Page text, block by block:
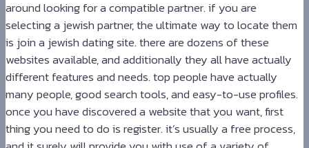
around looking for a compatible partner. if you are
selecting a jewish partner, the ultimate way to locate them
is join a jewish dating site. there are dozens of these
websites available, and additionally they all have actually
different features and needs. top people have actually
many people, good search tools, and easy-to-use profiles.
once you have discovered a website that you want, first
thing you need to do is register. it’s usually a free process,